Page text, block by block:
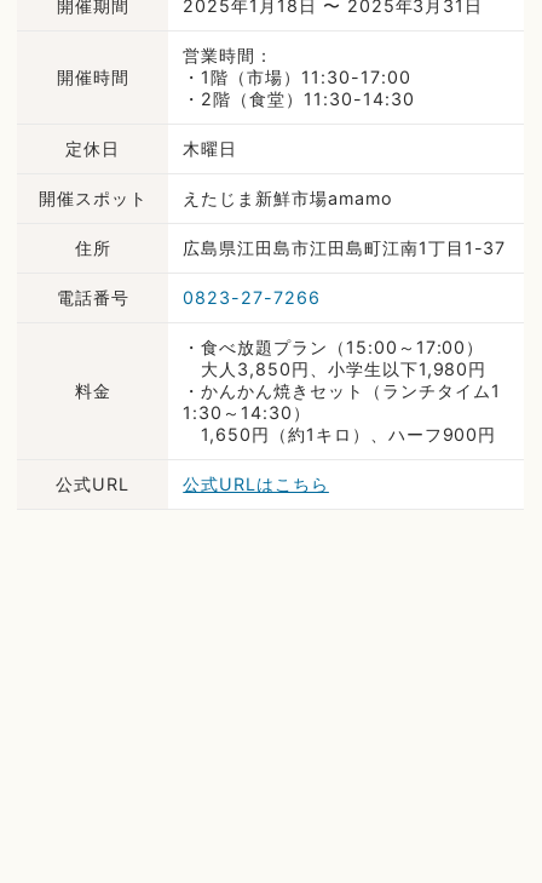
開催期間 2025年1月18日 〜 2025年3月31日
開催時間
営業時間：
・1階（市場）11:30-17:00
・2階（食堂）11:30-14:30
定休日 木曜日
開催スポット えたじま新鮮市場amamo
住所 広島県江田島市江田島町江南1丁目1-37
電話番号 0823-27-7266
料金
・食べ放題プラン（15:00～17:00）
大人3,850円、小学生以下1,980円
・かんかん焼きセット（ランチタイム1
1:30～14:30）
1,650円（約1キロ）、ハーフ900円
公式URL 公式URLはこちら